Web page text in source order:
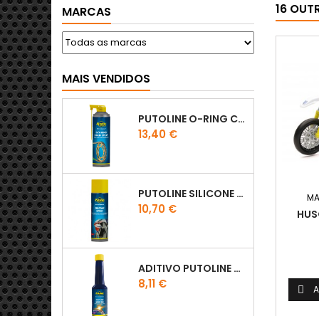
MARCAS
MAIS VENDIDOS
PUTOLINE O-RING CHAIN LUBE - SPRAY CORRENTE - 0,5 LT
Preço
13,40 €
PUTOLINE SILICONE SPRAY
Preço
10,70 €
ADITIVO PUTOLINE OCTANE BOOSTER 150ML
Preço
8,11 €
16
